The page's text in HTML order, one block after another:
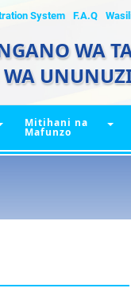
System F.A.Q
WA
Mitihani na
Mafunzo